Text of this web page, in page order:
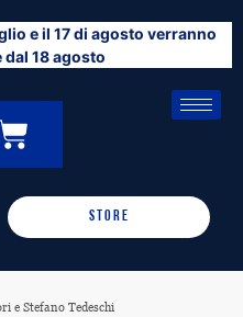
e il 17 di agosto verranno
dal 18 agosto
0
STORE
e Stefano Tedeschi